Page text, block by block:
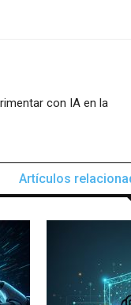
con IA en la
Artículos